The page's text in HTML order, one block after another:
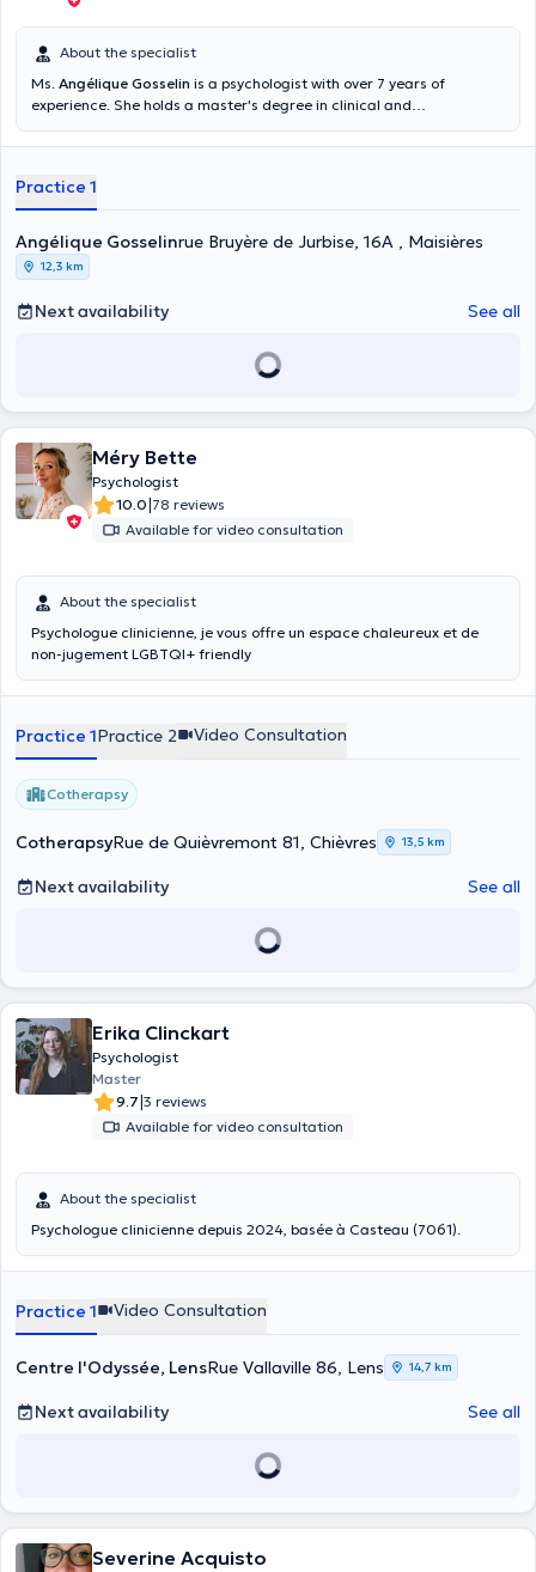
About the specialist
Ms. Angélique Gosselin is a psychologist with over 7 years of
experience. She holds a master's degree in clinical and
in parenting support, difficulties related to the different stages of
she will be happy to welcome you.
Practice 1
Angélique Gosselinrue Bruyère de Jurbise, 16A , Maisières
12,3 km
Next availability See all
Méry Bette
Psychologist
10.0|78 reviews
Available for video consultation
About the specialist
Psychologue clinicienne, je vous offre un espace chaleureux et de
non-jugement LGBTQI+ friendly
Practice 1Practice 2 Video Consultation
Cotherapsy
CotherapsyRue de Quièvremont 81, Chièvres 13,5 km
Next availability See all
Erika Clinckart
Psychologist
Master
9.7|3 reviews
Available for video consultation
About the specialist
Psychologue clinicienne depuis 2024, basée à Casteau (7061).
Practice 1 Video Consultation
Centre l'Odyssée, LensRue Vallaville 86, Lens 14,7 km
Next availability See all
Severine Acquisto